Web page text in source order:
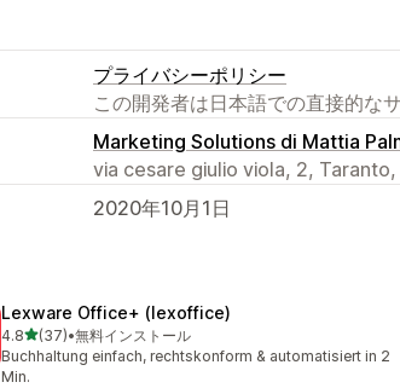
プライバシーポリシー
この開発者は日本語での直接的な
Marketing Solutions di Mattia
via cesare giulio viola, 2, Taranto,
2020年10月1日
Lexware Office+ (lexoffice)
4.85つ星中
(37)
合計レビュー数：37件
•無料インストール
Buchhaltung einfach, rechtskonform & automatisiert in 2
Min.